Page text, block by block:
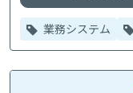
業務システム